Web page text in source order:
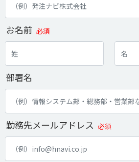
お名前 必須
部署名
勤務先メールアドレス 必須